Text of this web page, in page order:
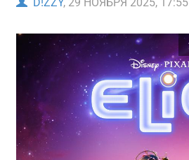
D!ZZY, 29 НОЯБРЯ 2025, 17:55